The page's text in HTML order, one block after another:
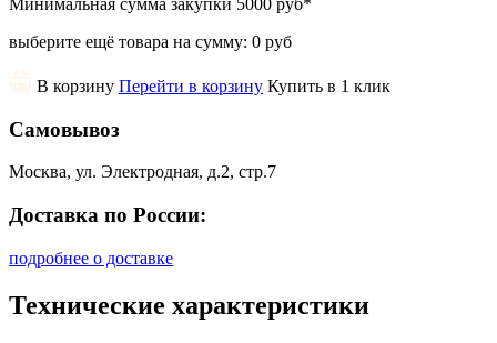
выберите ещё товара на сумму: 0 руб
В корзину Перейти в корзину Купить в 1 клик
Самовывоз
Москва, ул. Электродная, д.2, стр.7
Доставка по России:
подробнее о доставке
Технические характеристики